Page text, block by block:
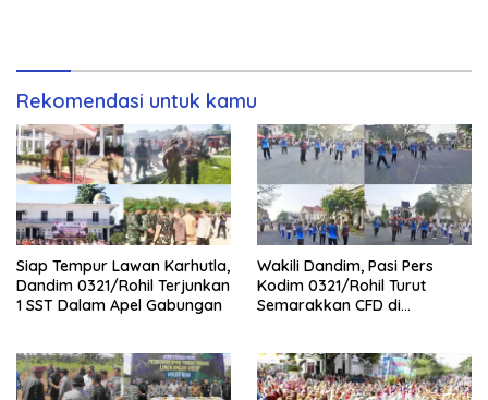
Rekomendasi untuk kamu
Siap Tempur Lawan Karhutla,
Dandim 0321/Rohil Terjunkan
1 SST Dalam Apel Gabungan
Wakili Dandim, Pasi Pers
Kodim 0321/Rohil Turut
Semarakkan CFD di